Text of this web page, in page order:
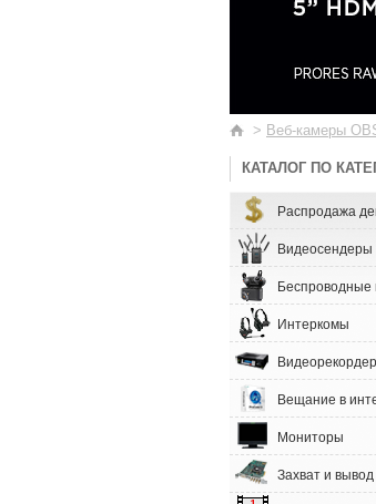
> Веб-камеры
КАТАЛОГ ПО
Распродажа
Видеосендеры
Интеркомы
Вещание в
Мониторы
Захват и вывод